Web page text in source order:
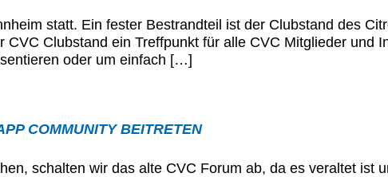
statt. Ein fester Bestrandteil ist der Clubstand des
Clubstand ein Treffpunkt für alle CVC Mitglieder und
oder um einfach […]
COMMUNITY BEITRETEN
schalten wir das alte CVC Forum ab, da es veraltet ist